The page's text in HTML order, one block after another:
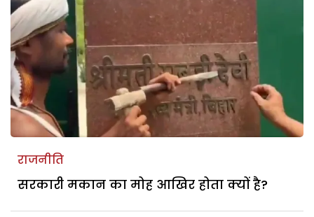
राजनीति
सरकारी मकान का मोह आखिर होता क्यों है?